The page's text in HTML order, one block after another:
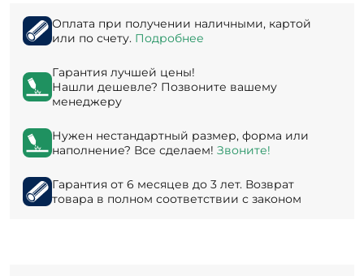
Оплата при получении наличными, картой
или по счету. Подробнее
Гарантия лучшей цены!
Нашли дешевле? Позвоните вашему
менеджеру
Нужен нестандартный размер, форма или
наполнение? Все сделаем! Звоните!
Гарантия от 6 месяцев до 3 лет. Возврат
товара в полном соответствии с законом